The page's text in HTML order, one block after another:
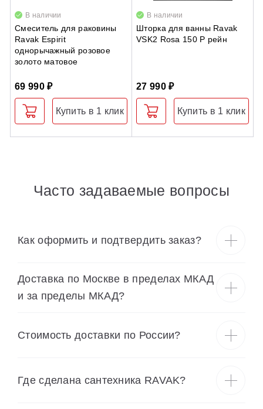
В наличии
Смеситель для раковины
Ravak Espirit
однорычажный розовое
золото матовое
69 990 ₽
Купить в 1 клик
В наличии
Шторка для ванны Ravak
VSK2 Rosa 150 P рейн
27 990 ₽
Купить в 1 клик
Часто задаваемые вопросы
Как оформить и подтвердить заказ?
Доставка по Москве в пределах МКАД
и за пределы МКАД?
Cтоимость доставки по России?
Где сделана сантехника RAVAK?